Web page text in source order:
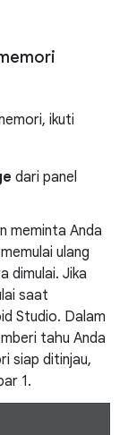
ikuti
dari panel
meminta Anda
ulang
dimulai. Jika
saat
Studio. Dalam
tahu Anda
siap ditinjau,
1.